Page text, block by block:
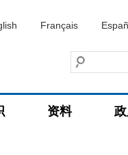
Français
资料